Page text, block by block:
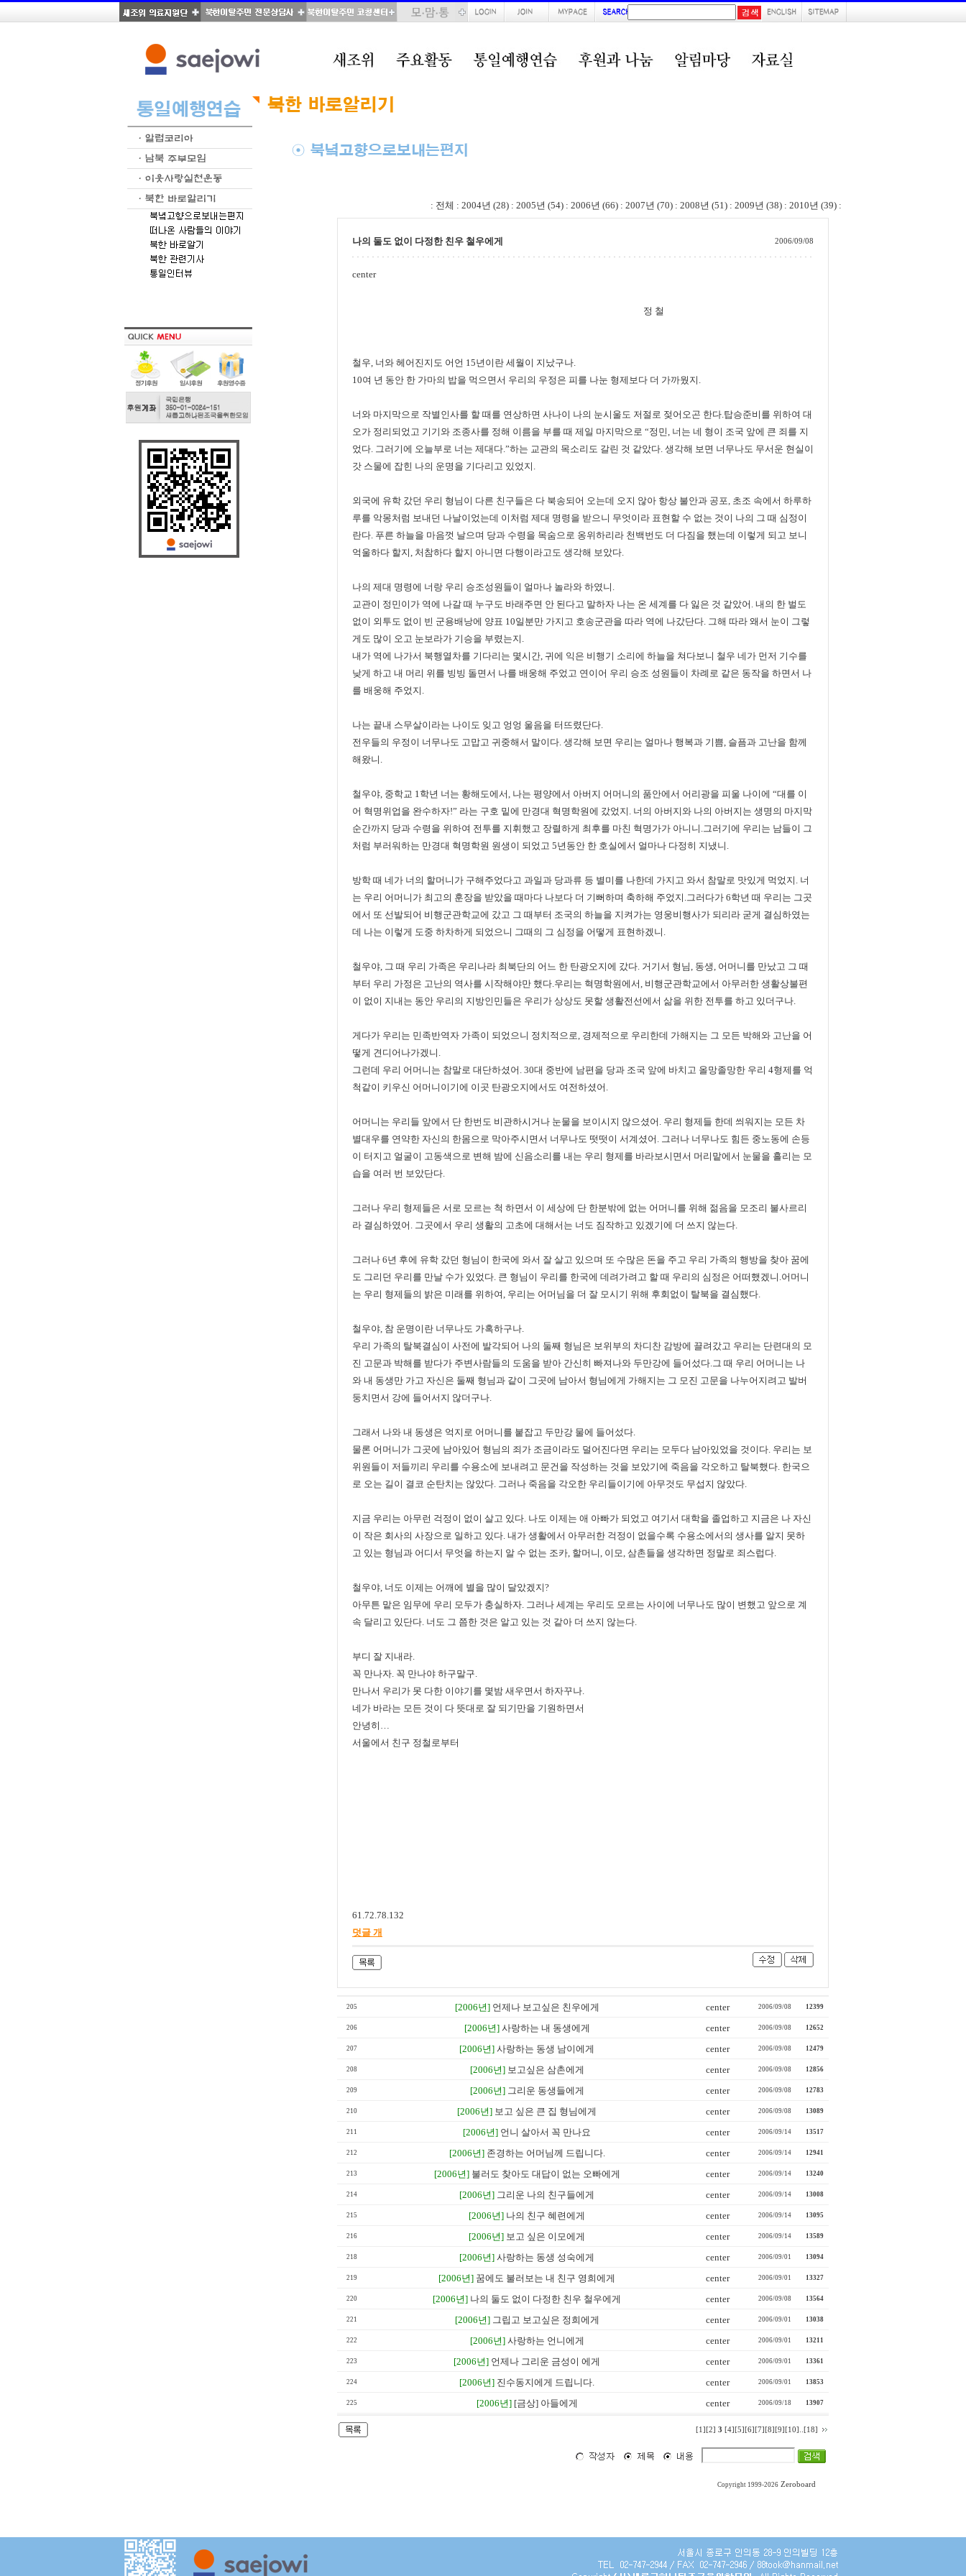
: 전체 : 2004년 (28) : 2005년 (54) : 2006년 (66) : 2007년 (70) : 2008년 (51) : 2009년 (38) : 2010년 (39) :
나의 둘도 없이 다정한 친우 철우에게 2006/09/08
center
정 철
철우, 너와 헤어진지도 어언 15년이란 세월이 지났구나.
10여 년 동안 한 가마의 밥을 먹으면서 우리의 우정은 피를 나눈 형제보다 더 가까웠지.
너와 마지막으로 작별인사를 할 때를 연상하면 사나이 나의 눈시울도 저절로 젖어오곤 한다.탑승준비를 위하여 대
오가 정리되었고 기기와 조종사를 정해 이름을 부를 때 제일 마지막으로 “정민, 너는 네 형이 조국 앞에 큰 죄를 지
었다. 그러기에 오늘부로 너는 제대다.”하는 교관의 목소리도 갈린 것 같았다. 생각해 보면 너무나도 무서운 현실이
갓 스물에 잡힌 나의 운명을 기다리고 있었지.
외국에 유학 갔던 우리 형님이 다른 친구들은 다 북송되어 오는데 오지 않아 항상 불안과 공포, 초조 속에서 하루하
루를 악몽처럼 보내던 나날이었는데 이처럼 제대 명령을 받으니 무엇이라 표현할 수 없는 것이 나의 그 때 심정이
란다. 푸른 하늘을 마음껏 날으며 당과 수령을 목숨으로 옹위하리라 천백번도 더 다짐을 했는데 이렇게 되고 보니
억울하다 할지, 처참하다 할지 아니면 다행이라고도 생각해 보았다.
나의 제대 명령에 너랑 우리 승조성원들이 얼마나 놀라와 하였니.
교관이 정민이가 역에 나갈 때 누구도 바래주면 안 된다고 말하자 나는 온 세계를 다 잃은 것 같았어. 내의 한 벌도
없이 외투도 없이 빈 군용배낭에 양표 10일분만 가지고 호송군관을 따라 역에 나갔단다. 그해 따라 왜서 눈이 그렇
게도 많이 오고 눈보라가 기승을 부렸는지.
내가 역에 나가서 북행열차를 기다리는 몇시간, 귀에 익은 비행기 소리에 하늘을 쳐다보니 철우 네가 먼저 기수를
낮게 하고 내 머리 위를 빙빙 돌면서 나를 배웅해 주었고 연이어 우리 승조 성원들이 차례로 같은 동작을 하면서 나
를 배웅해 주었지.
나는 끝내 스무살이라는 나이도 잊고 엉엉 울음을 터뜨렸단다.
전우들의 우정이 너무나도 고맙고 귀중해서 말이다. 생각해 보면 우리는 얼마나 행복과 기쁨, 슬픔과 고난을 함께
해왔니.
철우야, 중학교 1학년 너는 황해도에서, 나는 평양에서 아버지 어머니의 품안에서 어리광을 피울 나이에 “대를 이
어 혁명위업을 완수하자!” 라는 구호 밑에 만경대 혁명학원에 갔었지. 너의 아버지와 나의 아버지는 생명의 마지막
순간까지 당과 수령을 위하여 전투를 지휘했고 장렬하게 최후를 마친 혁명가가 아니니.그러기에 우리는 남들이 그
처럼 부러워하는 만경대 혁명학원 원생이 되었고 5년동안 한 호실에서 얼마나 다정히 지냈니.
방학 때 네가 너의 할머니가 구해주었다고 과일과 당과류 등 별미를 나한데 가지고 와서 참말로 맛있게 먹었지. 너
는 우리 어머니가 최고의 훈장을 받았을 때마다 나보다 더 기뻐하며 축하해 주었지.그러다가 6학년 때 우리는 그곳
에서 또 선발되어 비행군관학교에 갔고 그 때부터 조국의 하늘을 지켜가는 영웅비행사가 되리라 굳게 결심하였는
데 나는 이렇게 도중 하차하게 되었으니 그때의 그 심정을 어떻게 표현하겠니.
철우야, 그 때 우리 가족은 우리나라 최북단의 어느 한 탄광오지에 갔다. 거기서 형님, 동생, 어머니를 만났고 그 때
부터 우리 가정은 고난의 역사를 시작해야만 했다.우리는 혁명학원에서, 비행군관학교에서 아무러한 생활상불편
이 없이 지내는 동안 우리의 지방인민들은 우리가 상상도 못할 생활전선에서 삶을 위한 전투를 하고 있더구나.
게다가 우리는 민족반역자 가족이 되었으니 정치적으로, 경제적으로 우리한데 가해지는 그 모든 박해와 고난을 어
떻게 견디어나가겠니.
그런데 우리 어머니는 참말로 대단하셨어. 30대 중반에 남편을 당과 조국 앞에 바치고 올망졸망한 우리 4형제를 억
척같이 키우신 어머니이기에 이곳 탄광오지에서도 여전하셨어.
어머니는 우리들 앞에서 단 한번도 비관하시거나 눈물을 보이시지 않으셨어. 우리 형제들 한데 씌워지는 모든 차
별대우를 연약한 자신의 한몸으로 막아주시면서 너무나도 떳떳이 서계셨어. 그러나 너무나도 힘든 중노동에 손등
이 터지고 얼굴이 고동색으로 변해 밤에 신음소리를 내는 우리 형제를 바라보시면서 머리맡에서 눈물을 흘리는 모
습을 여러 번 보았단다.
그러나 우리 형제들은 서로 모르는 척 하면서 이 세상에 단 한분밖에 없는 어머니를 위해 젊음을 모조리 불사르리
라 결심하였어. 그곳에서 우리 생활의 고초에 대해서는 너도 짐작하고 있겠기에 더 쓰지 않는다.
그러나 6년 후에 유학 갔던 형님이 한국에 와서 잘 살고 있으며 또 수많은 돈을 주고 우리 가족의 행방을 찾아 꿈에
도 그리던 우리를 만날 수가 있었다. 큰 형님이 우리를 한국에 데려가려고 할 때 우리의 심정은 어떠했겠니.어머니
는 우리 형제들의 밝은 미래를 위하여, 우리는 어머님을 더 잘 모시기 위해 후회없이 탈북을 결심했다.
철우야, 참 운명이란 너무나도 가혹하구나.
우리 가족의 탈북결심이 사전에 발각되어 나의 둘째 형님은 보위부의 차디찬 감방에 끌려갔고 우리는 단련대의 모
진 고문과 박해를 받다가 주변사람들의 도움을 받아 간신히 빠져나와 두만강에 들어섰다.그 때 우리 어머니는 나
와 내 동생만 가고 자신은 둘째 형님과 같이 그곳에 남아서 형님에게 가해지는 그 모진 고문을 나누어지려고 발버
둥치면서 강에 들어서지 않더구나.
그래서 나와 내 동생은 억지로 어머니를 붙잡고 두만강 물에 들어섰다.
물론 어머니가 그곳에 남아있어 형님의 죄가 조금이라도 덜어진다면 우리는 모두다 남아있었을 것이다. 우리는 보
위원들이 저들끼리 우리를 수용소에 보내려고 문건을 작성하는 것을 보았기에 죽음을 각오하고 탈북했다. 한국으
로 오는 길이 결코 순탄치는 않았다. 그러나 죽음을 각오한 우리들이기에 아무것도 무섭지 않았다.
지금 우리는 아무런 걱정이 없이 살고 있다. 나도 이제는 애 아빠가 되었고 여기서 대학을 졸업하고 지금은 나 자신
이 작은 회사의 사장으로 일하고 있다. 내가 생활에서 아무러한 걱정이 없을수록 수용소에서의 생사를 알지 못하
고 있는 형님과 어디서 무엇을 하는지 알 수 없는 조카, 할머니, 이모, 삼촌들을 생각하면 정말로 죄스럽다.
철우야, 너도 이제는 어깨에 별을 많이 달았겠지?
아무튼 맡은 임무에 우리 모두가 충실하자. 그러나 세계는 우리도 모르는 사이에 너무나도 많이 변했고 앞으로 계
속 달리고 있단다. 너도 그 쯤한 것은 알고 있는 것 같아 더 쓰지 않는다.
부디 잘 지내라.
꼭 만나자. 꼭 만나야 하구말구.
만나서 우리가 못 다한 이야기를 몇밤 새우면서 하자꾸나.
네가 바라는 모든 것이 다 뜻대로 잘 되기만을 기원하면서
안녕히…
서울에서 친구 정철로부터
61.72.78.132
덧글 개
205 [2006년] 언제나 보고싶은 친우에게 center 2006/09/08 12399
206 [2006년] 사랑하는 내 동생에게 center 2006/09/08 12652
207 [2006년] 사랑하는 동생 남이에게 center 2006/09/08 12479
208 [2006년] 보고싶은 삼촌에게 center 2006/09/08 12856
209 [2006년] 그리운 동생들에게 center 2006/09/08 12783
210 [2006년] 보고 싶은 큰 집 형님에게 center 2006/09/08 13089
211 [2006년] 언니 살아서 꼭 만나요 center 2006/09/14 13517
212 [2006년] 존경하는 어머님께 드립니다. center 2006/09/14 12941
213 [2006년] 불러도 찾아도 대답이 없는 오빠에게 center 2006/09/14 13240
214 [2006년] 그리운 나의 친구들에게 center 2006/09/14 13008
215 [2006년] 나의 친구 혜련에게 center 2006/09/14 13095
216 [2006년] 보고 싶은 이모에게 center 2006/09/14 13589
218 [2006년] 사랑하는 동생 성숙에게 center 2006/09/01 13094
219 [2006년] 꿈에도 불러보는 내 친구 영희에게 center 2006/09/01 13327
220 [2006년] 나의 둘도 없이 다정한 친우 철우에게 center 2006/09/08 13564
221 [2006년] 그립고 보고싶은 정희에게 center 2006/09/01 13038
222 [2006년] 사랑하는 언니에게 center 2006/09/01 13211
223 [2006년] 언제나 그리운 금성이 에게 center 2006/09/01 13361
224 [2006년] 진수동지에게 드립니다. center 2006/09/01 13853
225 [2006년] [금상] 아들에게 center 2006/09/18 13907
[1] [2] 3 [4] [5] [6] [7] [8] [9] [10] [18]
Copyright 1999-2026 Zeroboard